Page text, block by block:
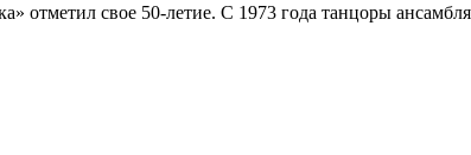
отметил свое 50-летие. С 1973 года танцоры